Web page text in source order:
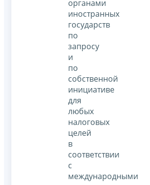
органами
иностранных
государств
по
запросу
и
по
собственной
инициативе
для
любых
налоговых
целей
в
соответствии
с
международными